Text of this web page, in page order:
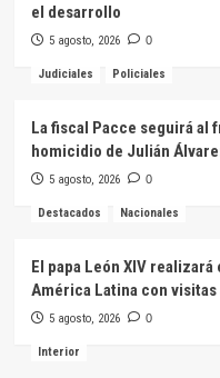
el desarrollo
5 agosto, 2026 0
Judiciales Policiales
La fiscal Pacce seguirá al
homicidio de Julián
5 agosto, 2026 0
Destacados Nacionales
El papa León XIV
América Latina con
5 agosto, 2026 0
Interior